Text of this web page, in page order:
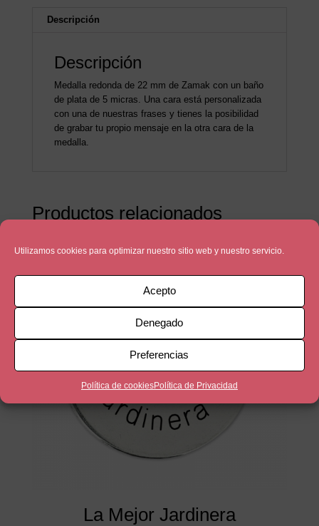
Utilizamos cookies para optimizar nuestro sitio web y nuestro servicio.
Acepto
Denegado
Preferencias
Política de cookiesPolítica de Privacidad
Descripción
Descripción
Medalla redonda de 22 mm de Zamak con un baño
de plata de 5 micras. Una cara está personalizada
con una de nuestras frases y tienes la posibilidad
de grabar tu propio mensaje en la otra cara de la
medalla.
Productos relacionados
La Mejor Jardinera